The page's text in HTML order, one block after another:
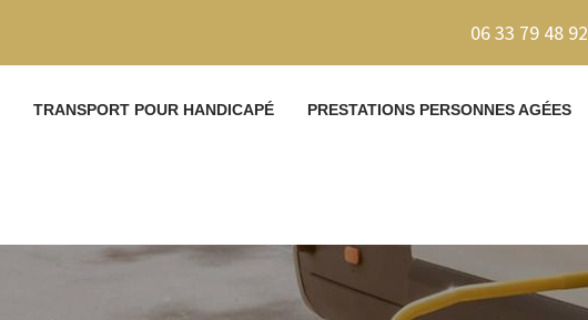
06 33 79 48 92
TRANSPORT POUR HANDICAPÉ PRESTATIONS PERSONNES AGÉES